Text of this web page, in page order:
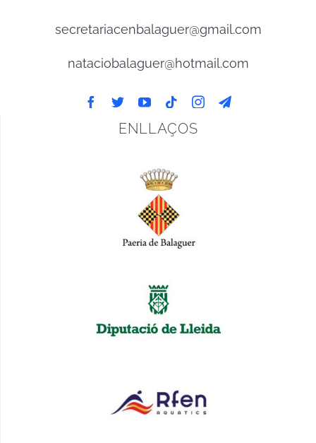
secretariacenbalaguer@gmail.com
nataciobalaguer@hotmail.com
ENLLAÇOS